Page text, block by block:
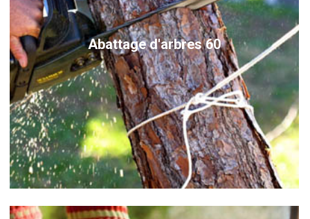
Abattage d'arbres 60